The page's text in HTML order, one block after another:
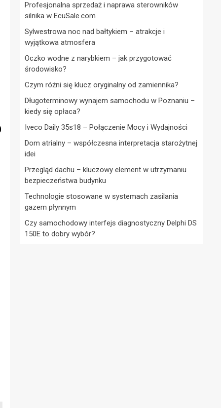
Profesjonalna sprzedaż i naprawa sterowników
silnika w EcuSale.com
Sylwestrowa noc nad bałtykiem – atrakcje i
wyjątkowa atmosfera
Oczko wodne z narybkiem – jak przygotować
środowisko?
Czym różni się klucz oryginalny od zamiennika?
Długoterminowy wynajem samochodu w Poznaniu –
kiedy się opłaca?
Iveco Daily 35s18 – Połączenie Mocy i Wydajności
Dom atrialny – współczesna interpretacja starożytnej
idei
Przegląd dachu – kluczowy element w utrzymaniu
bezpieczeństwa budynku
Technologie stosowane w systemach zasilania
gazem płynnym
Czy samochodowy interfejs diagnostyczny Delphi DS
150E to dobry wybór?